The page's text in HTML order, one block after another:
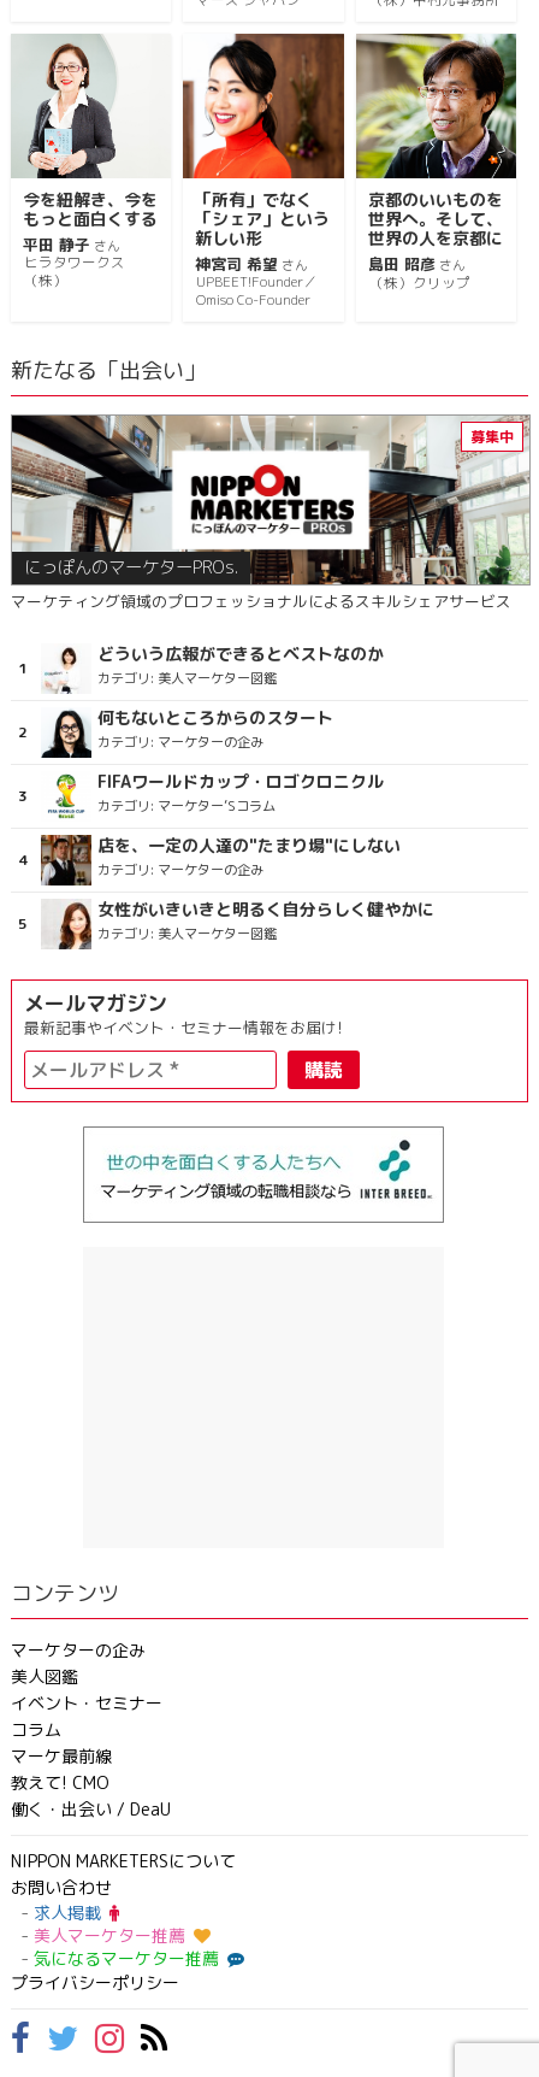
今を紐解き、今を
もっと面白くする
平田 静子 さん
ヒラタワークス
（株）
「所有」でなく
「シェア」という
新しい形
神宮司 希望 さん
UPBEET!Founder／
Omiso Co-Founder
京都のいいものを
世界へ。そして、
世界の人を京都に
島田 昭彦 さん
（株）クリップ
新たなる「出会い」
にっぽんのマーケターPROs.
マーケティング領域のプロフェッショナルによるスキルシェアサービス
どういう広報ができるとベストなのか
カテゴリ: 美人マーケター図鑑
何もないところからのスタート
カテゴリ: マーケターの企み
FIFAワールドカップ・ロゴクロニクル
カテゴリ: マーケター’Sコラム
店を、一定の人達の"たまり場"にしない
カテゴリ: マーケターの企み
女性がいきいきと明るく自分らしく健やかに
カテゴリ: 美人マーケター図鑑
メールマガジン
最新記事やイベント・セミナー情報をお届け!
コンテンツ
マーケターの企み
美人図鑑
イベント・セミナー
コラム
マーケ最前線
教えて! CMO
働く・出会い / DeaU
NIPPON MARKETERSについて
お問い合わせ
求人掲載
美人マーケター推薦
気になるマーケター推薦
プライバシーポリシー